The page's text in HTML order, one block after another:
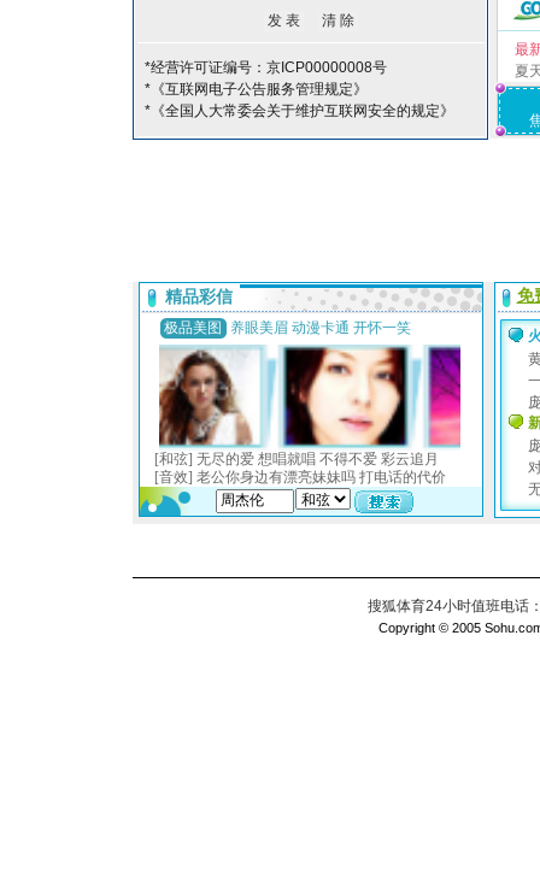
*经营许可证编号：京ICP00000008号
*《互联网电子公告服务管理规定》
*《全国人大常委会关于维护互联网安全的规定》
最
夏
搜狐体育24小时值班电话
Copyright © 2005